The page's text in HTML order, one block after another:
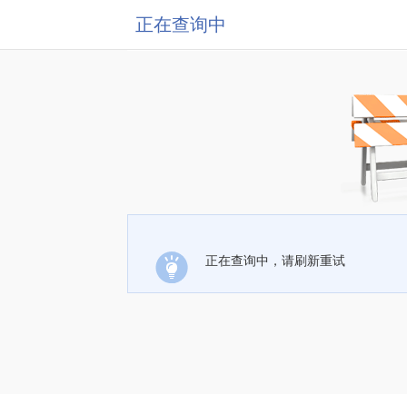
正在查询中
正在查询中，请刷新重试